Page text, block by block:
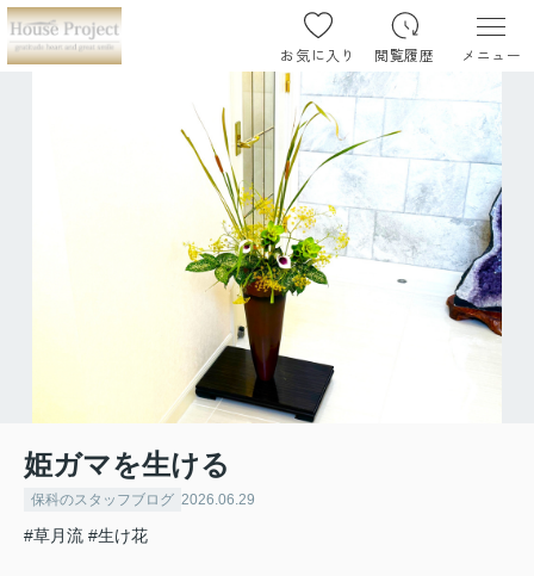
お気に入り 閲覧履歴 メニュー
姫ガマを生ける
保科のスタッフブログ 2026.06.29
#草月流 #生け花